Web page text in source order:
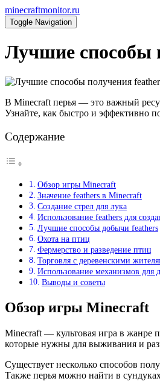
minecraftmonitor.ru
Toggle Navigation
Лучшие способы
В Minecraft перья — это важный
Узнайте, как быстро и эффективно
Содержание
Обзор игры Minecraft
Значение feathers в Minecraft
Создание стрел для лука
Использование feathers для
Лучшие способы добычи feathers
Охота на птиц
Фермерство и разведение птиц
Торговля с деревенскими
Использование механизмов для
Выводы и советы
Обзор игры Minecraft
Мinecraft — культовая игра в жанре
которые нужны для выживания и
Существует несколько способов
Также перья можно найти в